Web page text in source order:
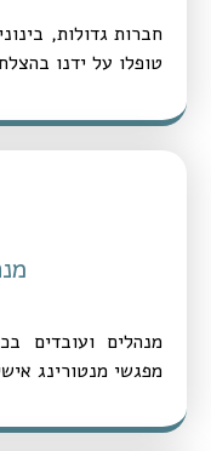
חברות גדולות,
טופלו על ידנו בהצלחה
מנהלים ועובדים
מפגשי מנטורינג